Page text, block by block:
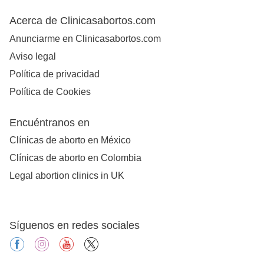
Acerca de Clinicasabortos.com
Anunciarme en Clinicasabortos.com
Aviso legal
Política de privacidad
Política de Cookies
Encuéntranos en
Clínicas de aborto en México
Clínicas de aborto en Colombia
Legal abortion clinics in UK
Síguenos en redes sociales
facebookinstagramyoutube